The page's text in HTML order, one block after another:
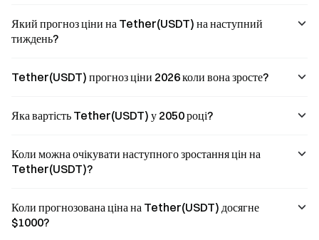
optimize your
trading costs.
Який прогноз ціни на Tether(USDT) на наступний
тиждень?
Tether(USDT) прогноз ціни 2026 коли вона зросте?
Яка вартість Tether(USDT) у 2050 році?
Коли можна очікувати наступного зростання цін на
Tether(USDT)?
Коли прогнозована ціна на Tether(USDT) досягне
$1000?